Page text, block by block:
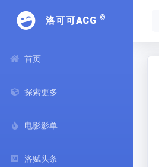
洛可可ACG ©
首页
探索更多
电影影单
洛赋头条